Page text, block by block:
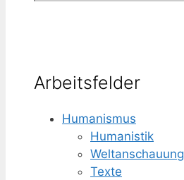
Arbeitsfelder
Humanismus
Humanistik
Weltanschauung
Texte